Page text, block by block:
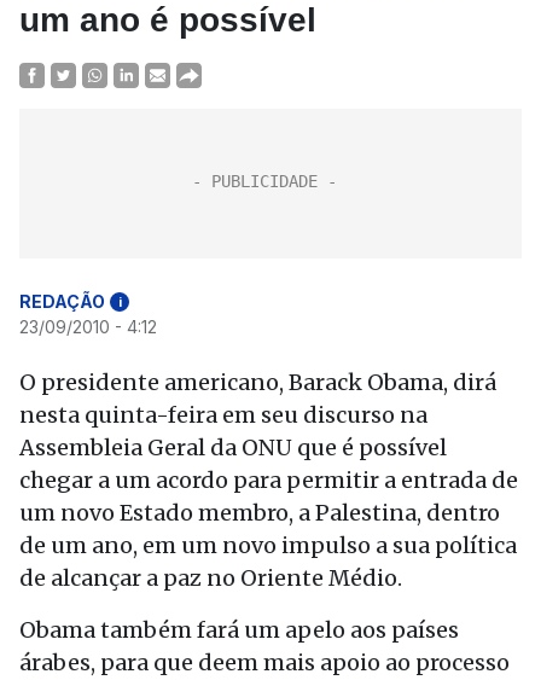
um ano é possível
REDAÇÃO i
23/09/2010 - 4:12
O presidente americano, Barack Obama, dirá
nesta quinta-feira em seu discurso na
Assembleia Geral da ONU que é possível
chegar a um acordo para permitir a entrada de
um novo Estado membro, a Palestina, dentro
de um ano, em um novo impulso a sua política
de alcançar a paz no Oriente Médio.
Obama também fará um apelo aos países
árabes, para que deem mais apoio ao processo